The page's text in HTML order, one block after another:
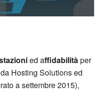
ed affidabilità per
Hosting Solutions ed
a settembre 2015),